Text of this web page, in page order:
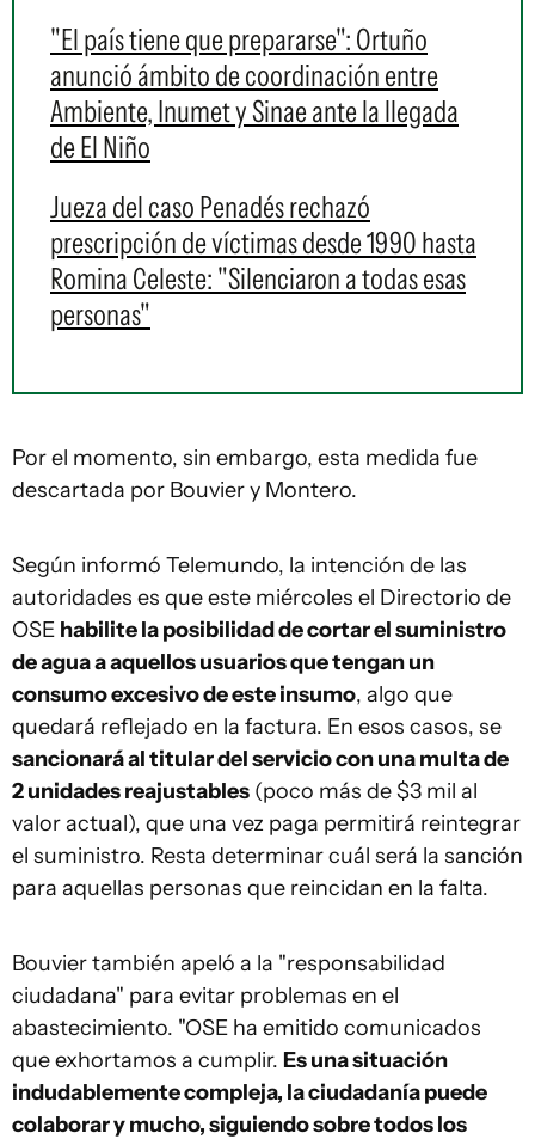
"El país tiene que prepararse": Ortuño
anunció ámbito de coordinación entre
Ambiente, Inumet y Sinae ante la llegada
de El Niño
Jueza del caso Penadés rechazó
prescripción de víctimas desde 1990 hasta
Romina Celeste: "Silenciaron a todas esas
personas"
Por el momento, sin embargo, esta medida fue
descartada por Bouvier y Montero.
Según informó Telemundo, la intención de las
autoridades es que este miércoles el Directorio de
OSE habilite la posibilidad de cortar el suministro
de agua a aquellos usuarios que tengan un
consumo excesivo de este insumo, algo que
quedará reflejado en la factura. En esos casos, se
sancionará al titular del servicio con una multa de
2 unidades reajustables (poco más de $3 mil al
valor actual), que una vez paga permitirá reintegrar
el suministro. Resta determinar cuál será la sanción
para aquellas personas que reincidan en la falta.
Bouvier también apeló a la "responsabilidad
ciudadana" para evitar problemas en el
abastecimiento. "OSE ha emitido comunicados
que exhortamos a cumplir. Es una situación
indudablemente compleja, la ciudadanía puede
colaborar y mucho, siguiendo sobre todos los